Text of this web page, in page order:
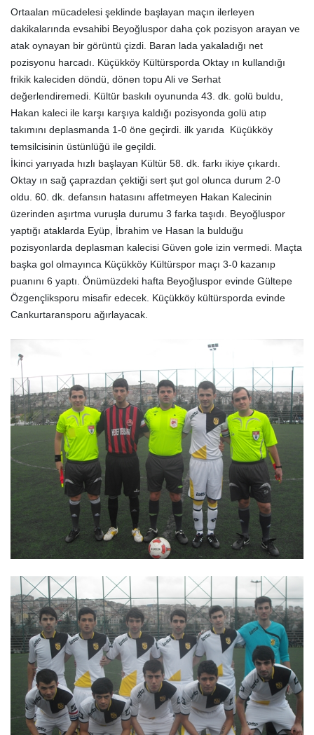
Ortaalan mücadelesi şeklinde başlayan maçın ilerleyen
dakikalarında evsahibi Beyoğluspor daha çok pozisyon arayan ve
atak oynayan bir görüntü çizdi. Baran lada yakaladığı net
pozisyonu harcadı. Küçükköy Kültürsporda Oktay ın kullandığı
frikik kaleciden döndü, dönen topu Ali ve Serhat
değerlendiremedi. Kültür baskılı oyununda 43. dk. golü buldu,
Hakan kaleci ile karşı karşıya kaldığı pozisyonda golü atıp
takımını deplasmanda 1-0 öne geçirdi. ilk yarıda Küçükköy
temsilcisinin üstünlüğü ile geçildi.
İkinci yarıyada hızlı başlayan Kültür 58. dk. farkı ikiye çıkardı.
Oktay ın sağ çaprazdan çektiği sert şut gol olunca durum 2-0
oldu. 60. dk. defansın hatasını affetmeyen Hakan Kalecinin
üzerinden aşırtma vuruşla durumu 3 farka taşıdı. Beyoğluspor
yaptığı ataklarda Eyüp, İbrahim ve Hasan la bulduğu
pozisyonlarda deplasman kalecisi Güven gole izin vermedi. Maçta
başka gol olmayınca Küçükköy Kültürspor maçı 3-0 kazanıp
puanını 6 yaptı. Önümüzdeki hafta Beyoğluspor evinde Gültepe
Özgençliksporu misafir edecek. Küçükköy kültürsporda evinde
Cankurtaransporu ağırlayacak.